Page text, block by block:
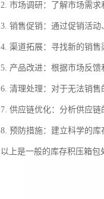
2. 市场调研：了解市场需求
3. 销售促销：通过促销活动
4. 渠道拓展：寻找新的销售
5. 产品改进：根据市场反馈
6. 清理处理：对于无法销售
7. 供应链优化：分析供应
8. 预防措施：建立科学的库
以上是一般的库存积压箱包